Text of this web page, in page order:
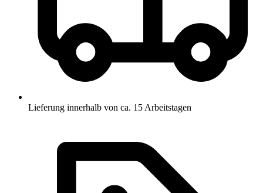
Lieferung innerhalb von ca. 15 Arbeitstagen